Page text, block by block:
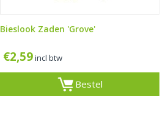
Bieslook Zaden 'Grove'
€2,59incl btw
Bestel